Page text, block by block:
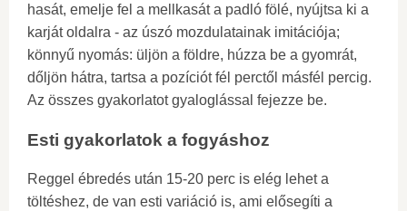
hasát, emelje fel a mellkasát a padló fölé, nyújtsa ki a
karját oldalra - az úszó mozdulatainak imitációja;
könnyű nyomás: üljön a földre, húzza be a gyomrát,
dőljön hátra, tartsa a pozíciót fél perctől másfél percig.
Az összes gyakorlatot gyaloglással fejezze be.
Esti gyakorlatok a fogyáshoz
Reggel ébredés után 15-20 perc is elég lehet a
töltéshez, de van esti variáció is, ami elősegíti a